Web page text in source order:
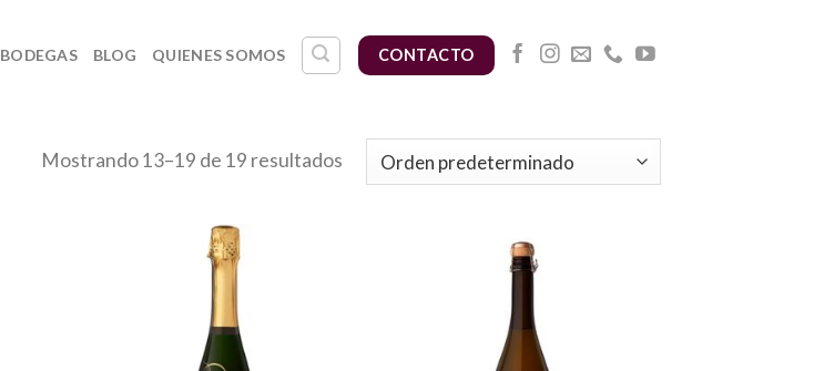
BODEGAS BLOG QUIENES SOMOS CONTACTO
Mostrando 13–19 de 19 resultados